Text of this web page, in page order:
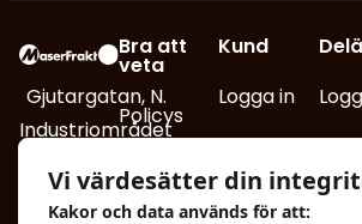
Gjutargatan, N.
Industriområdet
Borlänge
Bra att
veta
Policys
Allmänna
leveransvillkor
Kund
Logga in
Turlistor
Vi värdesätter din
Kakor och data används för att: